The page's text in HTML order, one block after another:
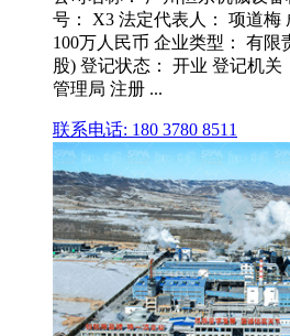
号： X3 法定代表人： 项道梅
100万人民币 企业类型： 有
股) 登记状态： 开业 登记机
管理局 注册 ...
联系电话: 180 3780 8511